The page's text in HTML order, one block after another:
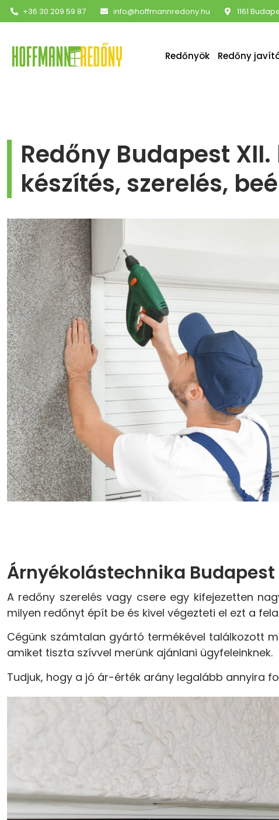
+36 30 209 59 87 info@hoffmannredony.hu 1161
Redőnyök Redőny
Redőny Budapest
készítés, szerelés,
Árnyékolástechnika Budapest
A redőny szerelés vagy csere egy kifejezetten
milyen redőnyt épít be és kivel végezteti el ezt a
Cégünk számtalan gyártó termékével találkozott
amiket tiszta szívvel merünk ajánlani ügyfeleinknek.
Tudjuk, hogy a jó ár-érték arány legalább annyira